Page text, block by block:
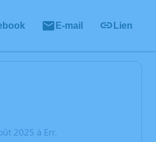
E-mail Lien
2025 à Err.